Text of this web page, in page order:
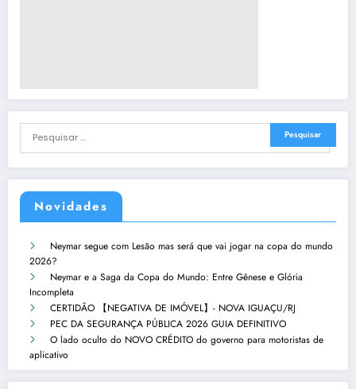
Novidades
Neymar segue com Lesão mas será que vai jogar na copa do mundo
2026?
Neymar e a Saga da Copa do Mundo: Entre Gênese e Glória
Incompleta
CERTIDÃO 【NEGATIVA DE IMÓVEL】- NOVA IGUAÇU/RJ
PEC DA SEGURANÇA PÚBLICA 2026 GUIA DEFINITIVO
O lado oculto do NOVO CRÉDITO do governo para motoristas de
aplicativo